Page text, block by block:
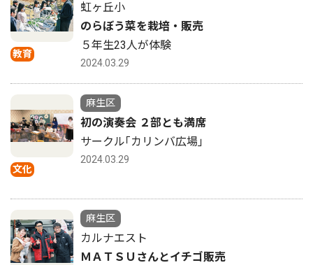
教育
虹ヶ丘小
のらぼう菜を栽培・販売
５年生23人が体験
2024.03.29
文化
麻生区
初の演奏会 ２部とも満席
サークル｢カリンバ広場｣
2024.03.29
麻生区
カルナエスト
ＭＡＴＳＵさんとイチゴ販売